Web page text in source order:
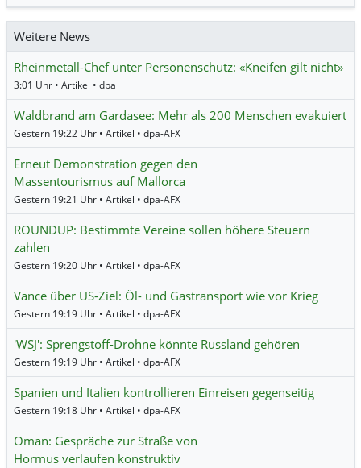
Weitere News
Rheinmetall-Chef unter Personenschutz: «Kneifen gilt nicht»
3:01 Uhr • Artikel • dpa
Waldbrand am Gardasee: Mehr als 200 Menschen evakuiert
Gestern 19:22 Uhr • Artikel • dpa-AFX
Erneut Demonstration gegen den
Massentourismus auf Mallorca
Gestern 19:21 Uhr • Artikel • dpa-AFX
ROUNDUP: Bestimmte Vereine sollen höhere Steuern
zahlen
Gestern 19:20 Uhr • Artikel • dpa-AFX
Vance über US-Ziel: Öl- und Gastransport wie vor Krieg
Gestern 19:19 Uhr • Artikel • dpa-AFX
'WSJ': Sprengstoff-Drohne könnte Russland gehören
Gestern 19:19 Uhr • Artikel • dpa-AFX
Spanien und Italien kontrollieren Einreisen gegenseitig
Gestern 19:18 Uhr • Artikel • dpa-AFX
Oman: Gespräche zur Straße von
Hormus verlaufen konstruktiv